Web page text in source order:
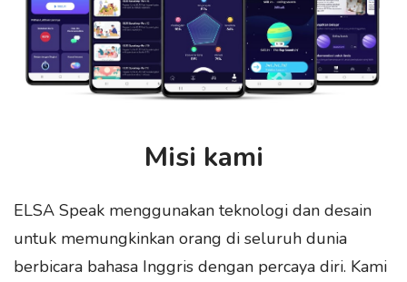
Misi kami
ELSA Speak menggunakan teknologi dan desain
untuk memungkinkan orang di seluruh dunia
berbicara bahasa Inggris dengan percaya diri. Kami